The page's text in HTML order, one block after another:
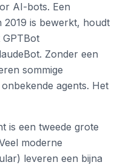
AI-bots. Een
is bewerkt, houdt
GPTBot
Zonder een
sommige
agents. Het
is een tweede grote
moderne
leveren een bijna